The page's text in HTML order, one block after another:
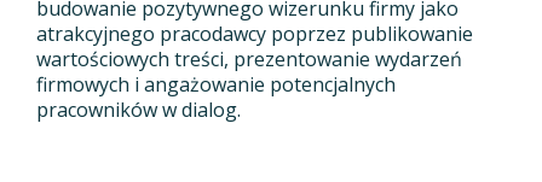
budowanie pozytywnego wizerunku firmy jako
atrakcyjnego pracodawcy poprzez publikowanie
wartościowych treści, prezentowanie wydarzeń
firmowych i angażowanie potencjalnych
pracowników w dialog.